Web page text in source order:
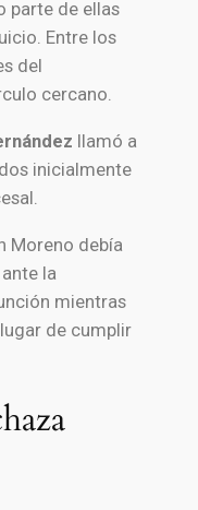
parte de ellas
Entre los
del
cercano.
llamó a
inicialmente
Moreno debía
la
mientras
de cumplir